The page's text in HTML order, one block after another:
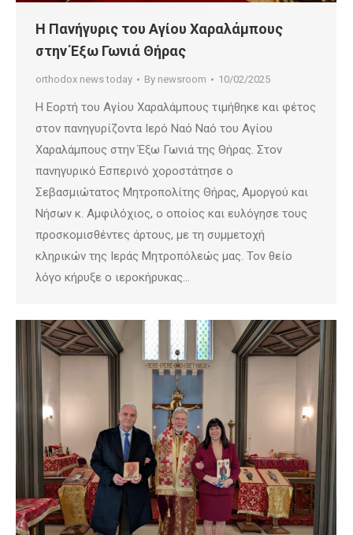
Η Πανήγυρις του Αγίου Χαραλάμπους
στην Έξω Γωνιά Θήρας
orthodox news today By newsroom 10/02/2025
Η Εορτή του Αγίου Χαραλάμπους τιμήθηκε και φέτος
στον πανηγυρίζοντα Ιερό Ναό Ναό του Αγίου
Χαραλάμπους στην Έξω Γωνιά της Θήρας. Στον
πανηγυρικό Εσπερινό χοροστάτησε ο
Σεβασμιώτατος Μητροπολίτης Θήρας, Αμοργού και
Νήσων κ. Αμφιλόχιος, ο οποίος και ευλόγησε τους
προσκομισθέντες άρτους, με τη συμμετοχή
κληρικών της Ιεράς Μητροπόλεώς μας. Τον θείο
λόγο κήρυξε ο ιεροκήρυκας…